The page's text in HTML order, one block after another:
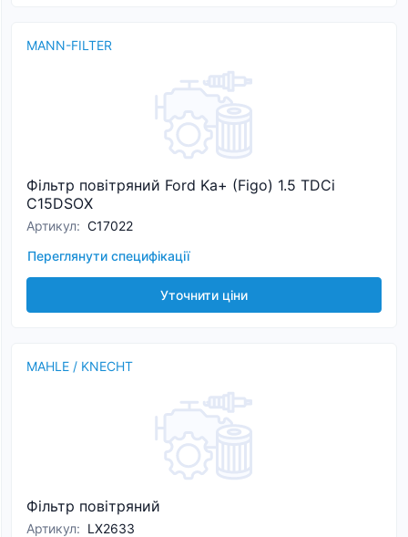
MANN-FILTER
Фільтр повітряний Ford Ka+ (Figo) 1.5 TDCi
C15DSOX
Артикул: C17022
Переглянути специфікації
Уточнити ціни
MAHLE / KNECHT
Фільтр повітряний
Артикул: LX2633